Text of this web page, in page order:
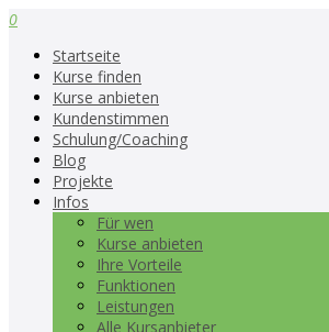
0
Startseite
Kurse finden
Kurse anbieten
Kundenstimmen
Schulung/Coaching
Blog
Projekte
Infos
Für wen
Kurse anbieten
Ihre Vorteile
Funktionen
Leistungen
Alle Kursanbieter